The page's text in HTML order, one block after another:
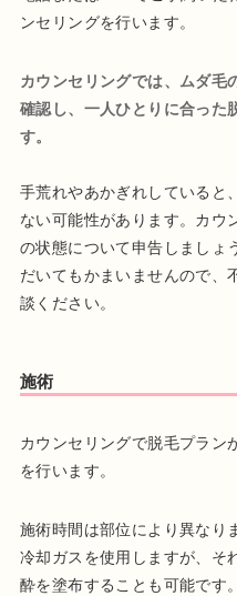
ンセリングを行います。
カウンセリングでは、ムダ毛
確認し、一人ひとりに合った
す。
手荒れやあかぎれしていると
ない可能性があります。カウ
の状態について申告しましょ
だいてもかまいませんので、
談ください。
施術
カウンセリングで脱毛プラン
を行います。
施術時間は部位により異なり
冷却ガスを使用しますが、そ
酔を塗布することも可能です